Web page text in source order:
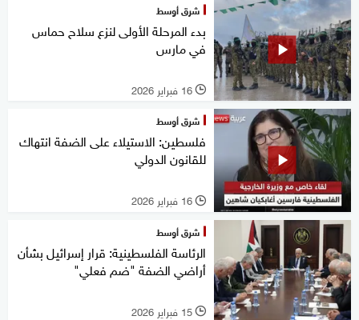
شرق أوسط
بدء المرحلة الأولى لنزع سلاح حماس
في مارس
l 16 فبراير 2026
شرق أوسط
فلسطين: الاستيلاء على الضفة انتهاك
للقانون الدولي
l 16 فبراير 2026
شرق أوسط
الرئاسة الفلسطينية: قرار إسرائيل بشأن
أراضي الضفة "ضم فعلي"
l 15 فبراير 2026